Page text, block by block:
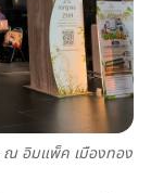
ณ อิมแพ็ค เมืองทอง